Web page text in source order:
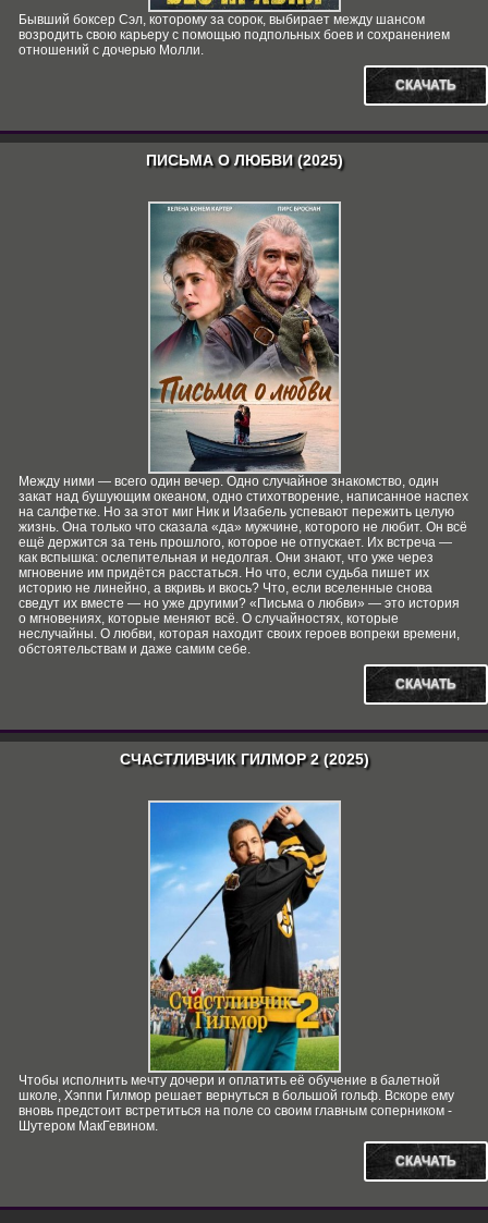
Бывший боксер Сэл, которому за сорок, выбирает между шансом
возродить свою карьеру с помощью подпольных боев и сохранением
отношений с дочерью Молли.
СКАЧАТЬ
ПИСЬМА О ЛЮБВИ (2025)
Между ними — всего один вечер. Одно случайное знакомство, один
закат над бушующим океаном, одно стихотворение, написанное наспех
на салфетке. Но за этот миг Ник и Изабель успевают пережить целую
жизнь. Она только что сказала «да» мужчине, которого не любит. Он всё
ещё держится за тень прошлого, которое не отпускает. Их встреча —
как вспышка: ослепительная и недолгая. Они знают, что уже через
мгновение им придётся расстаться. Но что, если судьба пишет их
историю не линейно, а вкривь и вкось? Что, если вселенные снова
сведут их вместе — но уже другими? «Письма о любви» — это история
о мгновениях, которые меняют всё. О случайностях, которые
неслучайны. О любви, которая находит своих героев вопреки времени,
обстоятельствам и даже самим себе.
СКАЧАТЬ
СЧАСТЛИВЧИК ГИЛМОР 2 (2025)
Чтобы исполнить мечту дочери и оплатить её обучение в балетной
школе, Хэппи Гилмор решает вернуться в большой гольф. Вскоре ему
вновь предстоит встретиться на поле со своим главным соперником -
Шутером МакГевином.
СКАЧАТЬ